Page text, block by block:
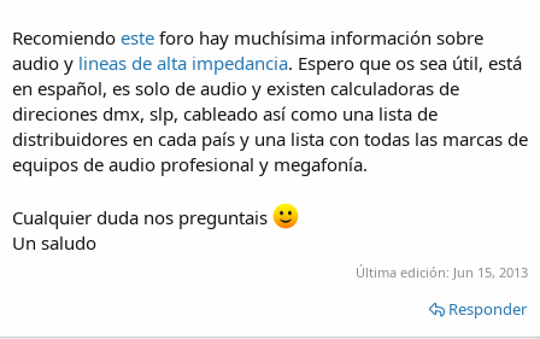
Recomiendo este foro hay muchísima información sobre
audio y lineas de alta impedancia. Espero que os sea útil, está
en español, es solo de audio y existen calculadoras de
direciones dmx, slp, cableado así como una lista de
distribuidores en cada país y una lista con todas las marcas de
equipos de audio profesional y megafonía.
Cualquier duda nos preguntais
Un saludo
Última edición: Jun 15, 2013
Responder